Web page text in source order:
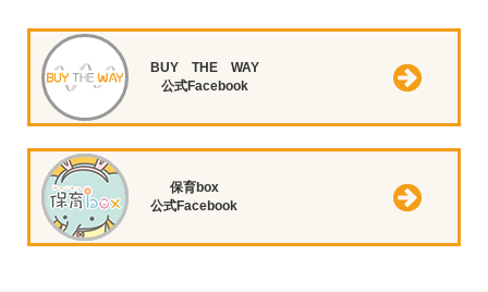
BUY THE WAY
公式Facebook
保育box
公式Facebook